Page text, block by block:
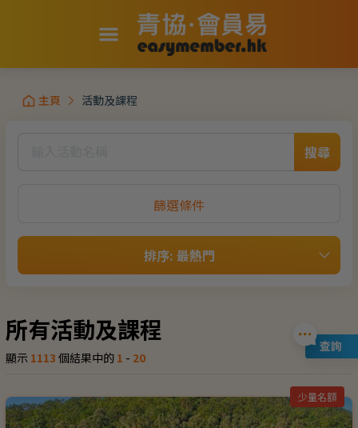
主頁 活動及課程
搜尋
篩選條件
排序: 最熱門
所有活動及課程
顯示 1113 個結果中的 1 - 20
少量名額